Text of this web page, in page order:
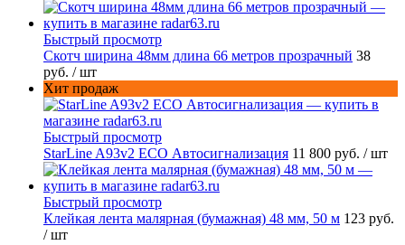
Быстрый просмотр
Скотч ширина 48мм длина 66 метров прозрачный 38
руб. / шт
Хит продаж
Быстрый просмотр
StarLine A93v2 ECO Автосигнализация 11 800 руб. / шт
Быстрый просмотр
Клейкая лента малярная (бумажная) 48 мм, 50 м 123 руб.
/ шт